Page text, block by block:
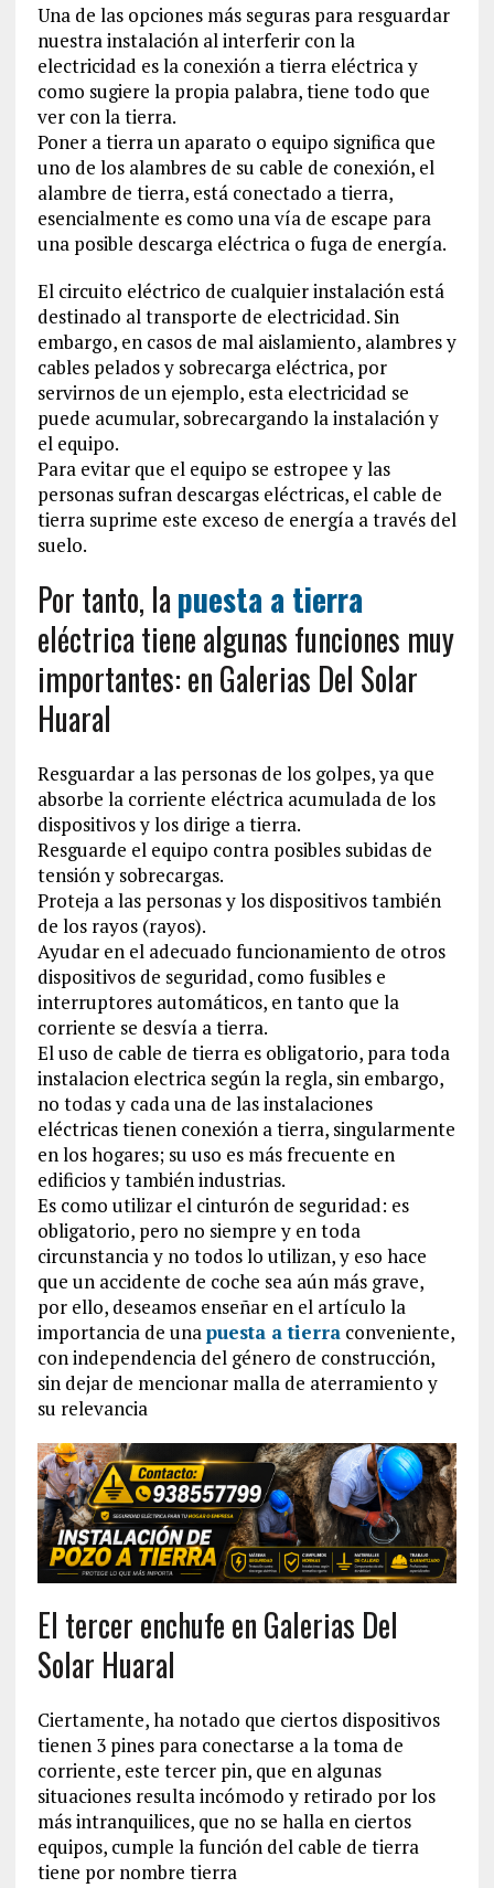
Una de las opciones más seguras para resguardar
nuestra instalación al interferir con la
electricidad es la conexión a tierra eléctrica y
como sugiere la propia palabra, tiene todo que
ver con la tierra.
Poner a tierra un aparato o equipo significa que
uno de los alambres de su cable de conexión, el
alambre de tierra, está conectado a tierra,
esencialmente es como una vía de escape para
una posible descarga eléctrica o fuga de energía.
El circuito eléctrico de cualquier instalación está
destinado al transporte de electricidad. Sin
embargo, en casos de mal aislamiento, alambres y
cables pelados y sobrecarga eléctrica, por
servirnos de un ejemplo, esta electricidad se
puede acumular, sobrecargando la instalación y
el equipo.
Para evitar que el equipo se estropee y las
personas sufran descargas eléctricas, el cable de
tierra suprime este exceso de energía a través del
suelo.
Por tanto, lapuesta a tierra
eléctrica tiene algunas funciones muy
importantes: en Galerias Del Solar
Huaral
Resguardar a las personas de los golpes, ya que
absorbe la corriente eléctrica acumulada de los
dispositivos y los dirige a tierra.
Resguarde el equipo contra posibles subidas de
tensión y sobrecargas.
Proteja a las personas y los dispositivos también
de los rayos (rayos).
Ayudar en el adecuado funcionamiento de otros
dispositivos de seguridad, como fusibles e
interruptores automáticos, en tanto que la
corriente se desvía a tierra.
El uso de cable de tierra es obligatorio, para toda
instalacion electrica según la regla, sin embargo,
no todas y cada una de las instalaciones
eléctricas tienen conexión a tierra, singularmente
en los hogares; su uso es más frecuente en
edificios y también industrias.
Es como utilizar el cinturón de seguridad: es
obligatorio, pero no siempre y en toda
circunstancia y no todos lo utilizan, y eso hace
que un accidente de coche sea aún más grave,
por ello, deseamos enseñar en el artículo la
importancia de unapuesta a tierraconveniente,
con independencia del género de construcción,
sin dejar de mencionar malla de aterramiento y
su relevancia
El tercer enchufe en Galerias Del
Solar Huaral
Ciertamente, ha notado que ciertos dispositivos
tienen 3 pines para conectarse a la toma de
corriente, este tercer pin, que en algunas
situaciones resulta incómodo y retirado por los
más intranquilices, que no se halla en ciertos
equipos, cumple la función del cable de tierra
tiene por nombre tierra